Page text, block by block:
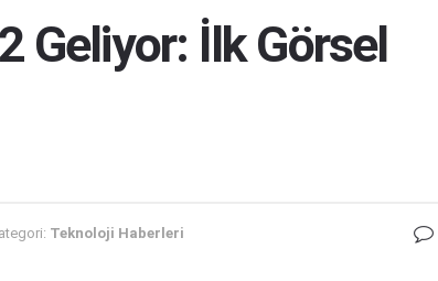
Geliyor: İlk Görsel
Teknoloji Haberleri